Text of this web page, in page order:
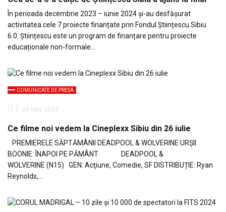
În perioada decembrie 2023 – iunie 2024 și-au desfășurat
activitatea cele 7 proiecte finanțate prin Fondul Științescu Sibiu
6.0. Științescu este un program de finanțare pentru proiecte
educaționale non-formale…
COMUNICATE DE PRESA
26 iulie 2024
Ce filme noi vedem la Cineplexx Sibiu din 26 iulie
PREMIERELE SĂPTĂMÂNII DEADPOOL & WOLVERINE URȘII
BOONIE: ÎNAPOI PE PĂMÂNT DEADPOOL &
WOLVERINE (N15) GEN: Acţiune, Comedie, SF DISTRIBUȚIE: Ryan
Reynolds,…